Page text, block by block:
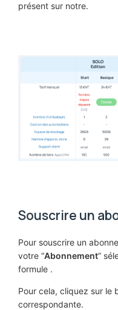
présent sur notre.
Souscrire un
Pour souscrire un
votre “Abonnement”
formule .
Pour cela, cliquez sur le
correspondante.